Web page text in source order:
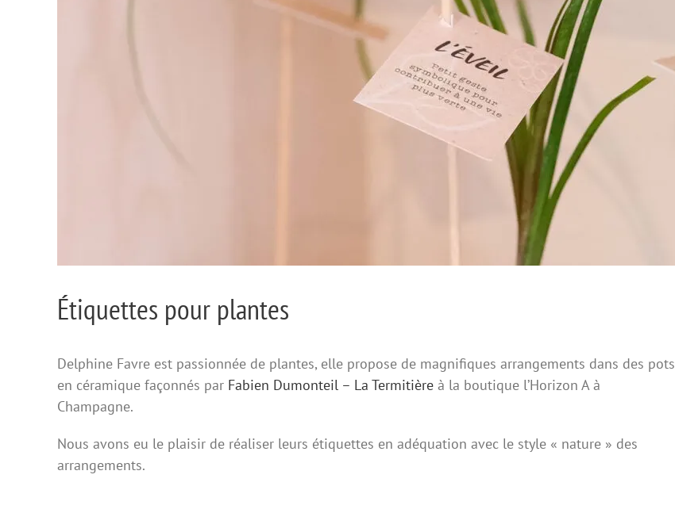
Étiquettes pour plantes
Delphine Favre est passionnée de plantes, elle propose de magnifiques arrangements dans des pots
en céramique façonnés par Fabien Dumonteil – La Termitièreà la boutique l’Horizon A à
Champagne.
Nous avons eu le plaisir de réaliser leurs étiquettes en adéquation avec le style « nature » des
arrangements.